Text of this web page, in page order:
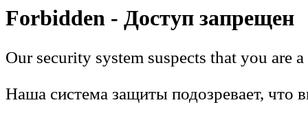
Forbidden - Доступ запрещен
Our security system suspects that you are
Наша система защиты подозревает, что